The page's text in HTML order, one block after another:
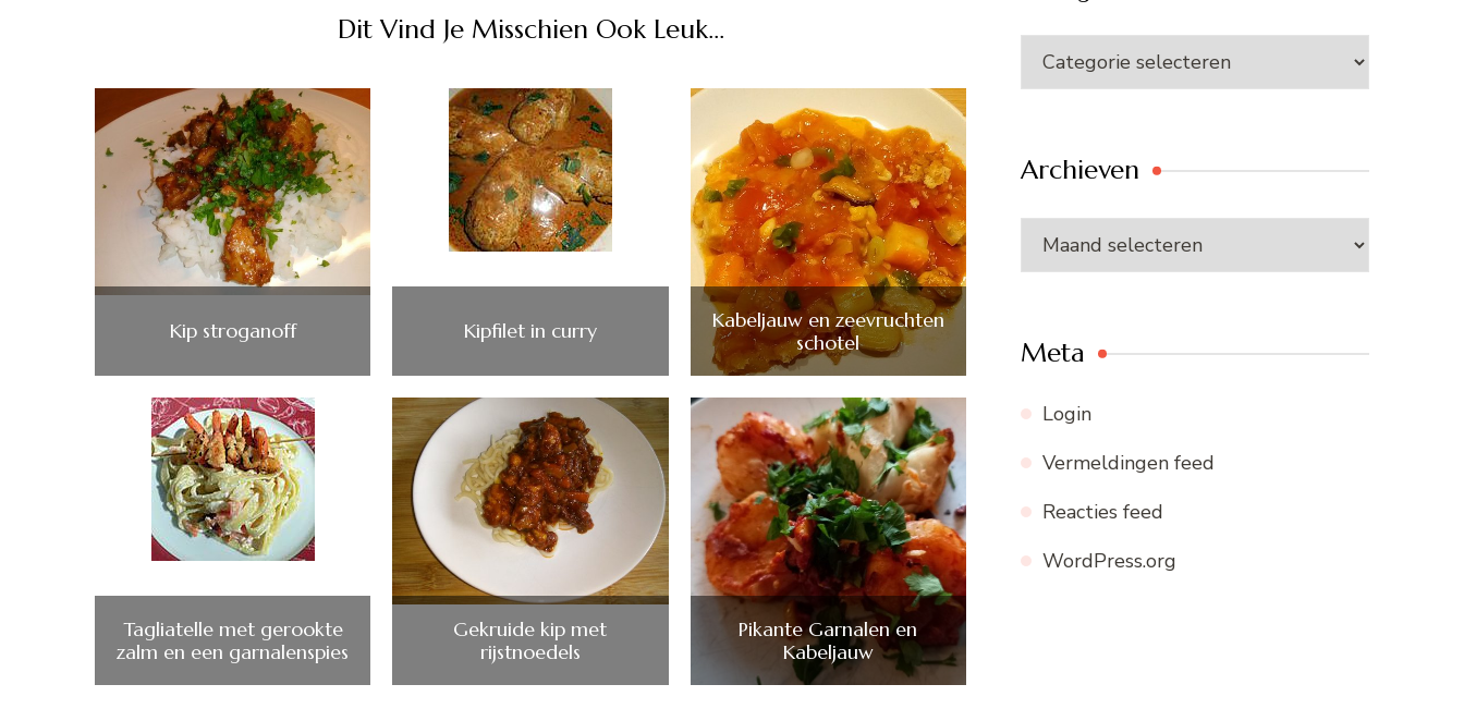
Dit Vind Je Misschien Ook Leuk...
Kip stroganoff Kipfilet in curry
Kabeljauw en zeevruchten
schotel
Tagliatelle met gerookte
zalm en een garnalenspies
Gekruide kip met
rijstnoedels
Pikante Garnalen en
Kabeljauw
Categorieën
Archieven
Archieven
Meta
Login
Vermeldingen feed
Reacties feed
WordPress.org